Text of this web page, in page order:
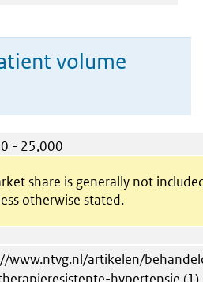
volume
- 25,000
share is generally not
otherwise stated.
www.ntvg.nl/artikelen/